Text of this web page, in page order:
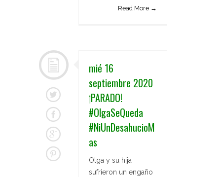
Read More →
mié 16
septiembre 2020
¡PARADO!
#OlgaSeQueda
#NiUnDesahucioM
as
Olga y su hija
sufrieron un engaño